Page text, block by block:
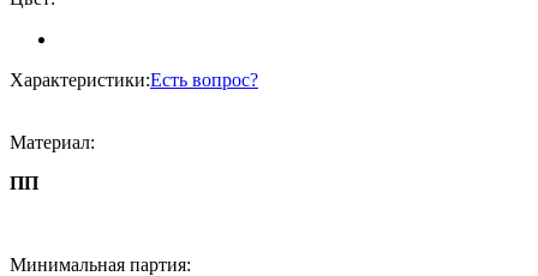
Характеристики:Есть вопрос?
Материал:
ПП
Минимальная партия: